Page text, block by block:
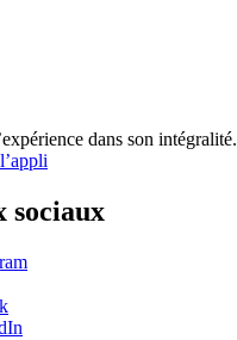
dans son intégralité.
sociaux